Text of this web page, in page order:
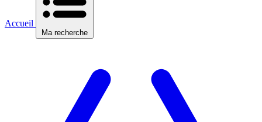
Accueil
Ma recherche